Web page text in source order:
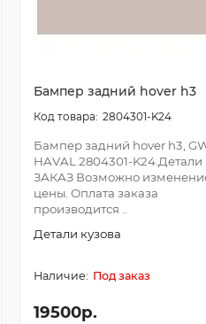
Бампер задний hover h3
2804301-K24
Бампер задний hover h3,
HAVAL 2804301-
ЗАКАЗ Возможно
цены. Оплата заказа
производится ..
Детали кузова
Под заказ
19500р.